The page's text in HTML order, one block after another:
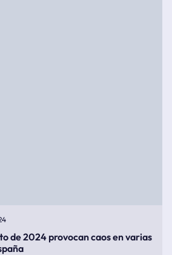
de 2024 provocan caos en varias